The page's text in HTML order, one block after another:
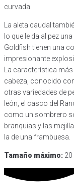
curvada.
La aleta caudal
lo que le da al pez
Goldfish tienen una
impresionante
La característica
cabeza, conocido
otras variedades de
león, el casco del
como un sombrero
branquias y las
la de una frambuesa.
Tamaño máximo: